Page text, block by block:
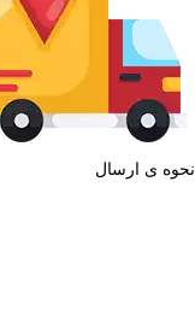
نحوه ی ارسال